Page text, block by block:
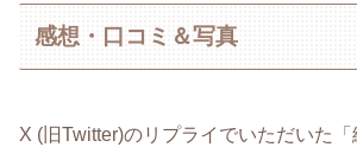
感想・口コミ＆写真
X (旧Twitter)のリプライでいただいた